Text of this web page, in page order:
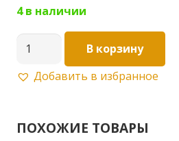
4 в наличии
Количество
Лен
В корзину
Добавить в избранное
ПОХОЖИЕ ТОВАРЫ